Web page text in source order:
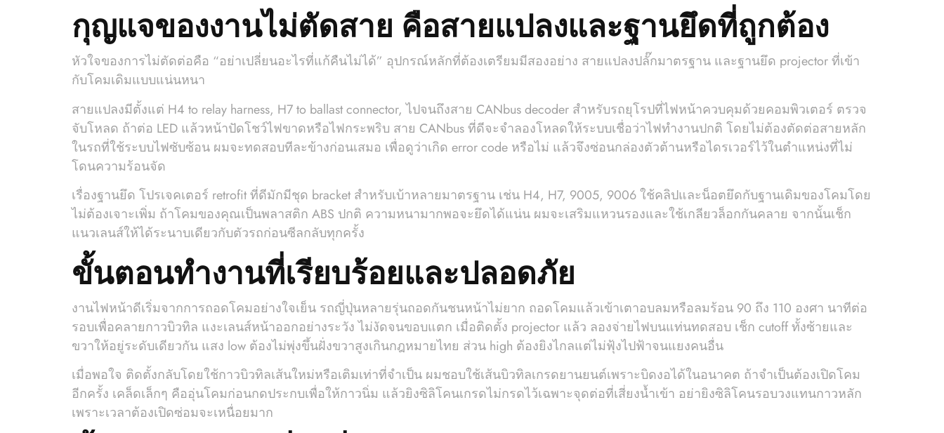
กุญแจของงานไม่ตัดสาย คือสายแปลงและฐานยึดที่ถูกต้อง
หัวใจของการไม่ตัดต่อคือ “อย่าเปลี่ยนอะไรที่แก้คืนไม่ได้” อุปกรณ์หลักที่ต้องเตรียมมีสองอย่าง สายแปลงปลั๊กมาตรฐาน และฐานยึด projector ที่เข้า
กับโคมเดิมแบบแน่นหนา
สายแปลงมีตั้งแต่ H4 to relay harness, H7 to ballast connector, ไปจนถึงสาย CANbus decoder สำหรับรถยุโรปที่ไฟหน้าควบคุมด้วยคอมพิวเตอร์ ตรวจ
จับโหลด ถ้าต่อ LED แล้วหน้าปัดโชว์ไฟขาดหรือไฟกระพริบ สาย CANbus ที่ดีจะจำลองโหลดให้ระบบเชื่อว่าไฟทำงานปกติ โดยไม่ต้องตัดต่อสายหลัก
ในรถที่ใช้ระบบไฟซับซ้อน ผมจะทดสอบทีละข้างก่อนเสมอ เพื่อดูว่าเกิด error code หรือไม่ แล้วจึงซ่อนกล่องตัวต้านหรือไดรเวอร์ไว้ในตำแหน่งที่ไม่
โดนความร้อนจัด
เรื่องฐานยึด โปรเจคเตอร์ retrofit ที่ดีมักมีชุด bracket สำหรับเบ้าหลายมาตรฐาน เช่น H4, H7, 9005, 9006 ใช้คลิปและน็อตยึดกับฐานเดิมของโคมโดย
ไม่ต้องเจาะเพิ่ม ถ้าโคมของคุณเป็นพลาสติก ABS ปกติ ความหนามากพอจะยึดได้แน่น ผมจะเสริมแหวนรองและใช้เกลียวล็อกกันคลาย จากนั้นเช็ก
แนวเลนส์ให้ได้ระนาบเดียวกับตัวรถก่อนซีลกลับทุกครั้ง
ขั้นตอนทำงานที่เรียบร้อยและปลอดภัย
งานไฟหน้าดีเริ่มจากการถอดโคมอย่างใจเย็น รถญี่ปุ่นหลายรุ่นถอดกันชนหน้าไม่ยาก ถอดโคมแล้วเข้าเตาอบลมหรือลมร้อน 90 ถึง 110 องศา นาทีต่อ
รอบเพื่อคลายกาวบิวทิล แงะเลนส์หน้าออกอย่างระวัง ไม่งัดจนขอบแตก เมื่อติดตั้ง projector แล้ว ลองจ่ายไฟบนแท่นทดสอบ เช็ก cutoff ทั้งซ้ายและ
ขวาให้อยู่ระดับเดียวกัน แสง low ต้องไม่พุ่งขึ้นฝั่งขวาสูงเกินกฎหมายไทย ส่วน high ต้องยิงไกลแต่ไม่ฟุ้งไปฟ้าจนแยงคนอื่น
เมื่อพอใจ ติดตั้งกลับโดยใช้กาวบิวทิลเส้นใหม่หรือเติมเท่าที่จำเป็น ผมชอบใช้เส้นบิวทิลเกรดยานยนต์เพราะบิดงอได้ในอนาคต ถ้าจำเป็นต้องเปิดโคม
อีกครั้ง เคล็ดเล็กๆ คืออุ่นโคมก่อนกดประกบเพื่อให้กาวนิ่ม แล้วยิงซิลิโคนเกรดไม่กรดไว้เฉพาะจุดต่อที่เสี่ยงน้ำเข้า อย่ายิงซิลิโคนรอบวงแทนกาวหลัก
เพราะเวลาต้องเปิดซ่อมจะเหนื่อยมาก